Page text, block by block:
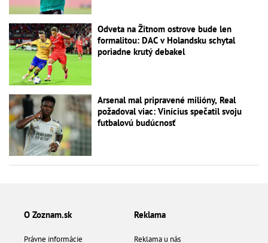
Odveta na Žitnom ostrove bude len
formalitou: DAC v Holandsku schytal
poriadne krutý debakel
Arsenal mal pripravené milióny, Real
požadoval viac: Vinícius spečatil svoju
futbalovú budúcnosť
O Zoznam.sk
Právne informácie
Reklama
Reklama u nás